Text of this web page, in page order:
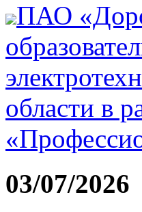
ПАО
области в
03/07/2026